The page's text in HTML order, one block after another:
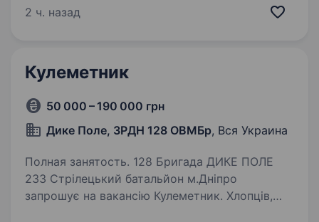
Поліська бригада проводить набір на
2 ч. назад
Кулеметник
50 000 – 190 000 грн
Дике Поле, ЗРДН 128 ОВМБр, Вся Украина
Полная занятость. 128 Бригада ДИКЕ ПОЛЕ
233 Стрілецький батальйон м.Дніпро
запрошує на вакансію Кулеметник. Хлопців,